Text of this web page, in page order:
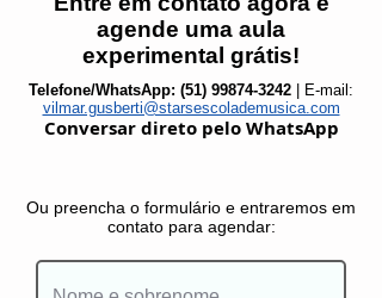
agende uma aula
experimental grátis!
Telefone/WhatsApp: (51) 99874-3242 | E-mail:
vilmar.gusberti@starsescolademusica.com
Ou preencha o formulário e entraremos em
contato para agendar:
Conversar direto pelo WhatsApp